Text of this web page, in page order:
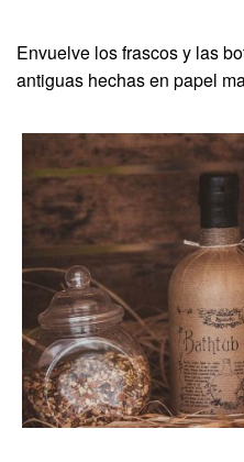
Envuelve los frascos y las
antiguas hechas en papel